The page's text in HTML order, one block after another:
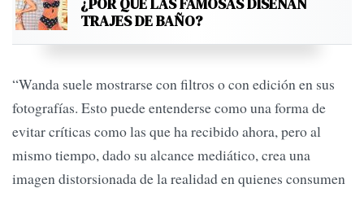
TRAJES DE BAÑO?
“Wanda suele mostrarse con filtros o con edición en sus
fotografías. Esto puede entenderse como una forma de
evitar críticas como las que ha recibido ahora, pero al
mismo tiempo, dado su alcance mediático, crea una
imagen distorsionada de la realidad en quienes consumen